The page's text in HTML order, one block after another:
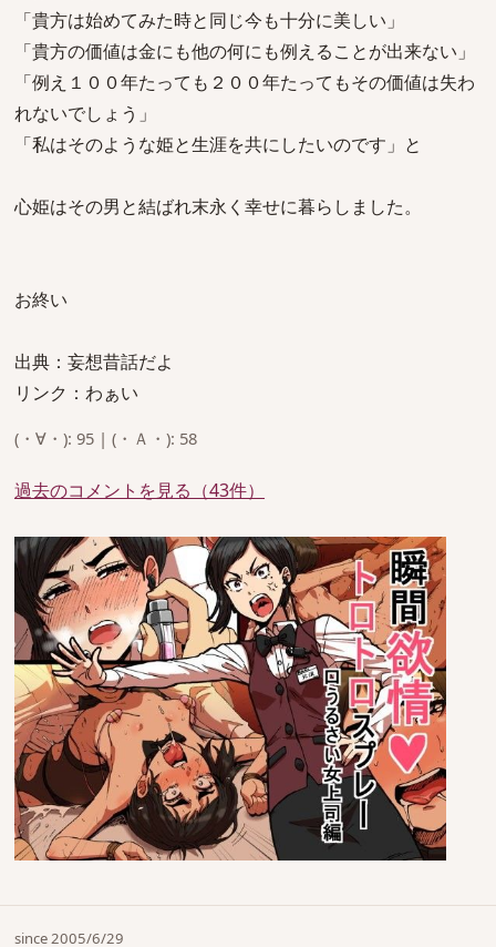
「貴方は始めてみた時と同じ今も十分に美しい」
「貴方の価値は金にも他の何にも例えることが出来ない」
「例え１００年たっても２００年たってもその価値は失わ
れないでしょう」
「私はそのような姫と生涯を共にしたいのです」と
心姫はその男と結ばれ末永く幸せに暮らしました。
お終い
出典：妄想昔話だよ
リンク：わぁい
(・∀・): 95 | (・Ａ・): 58
過去のコメントを見る（43件）
since 2005/6/29